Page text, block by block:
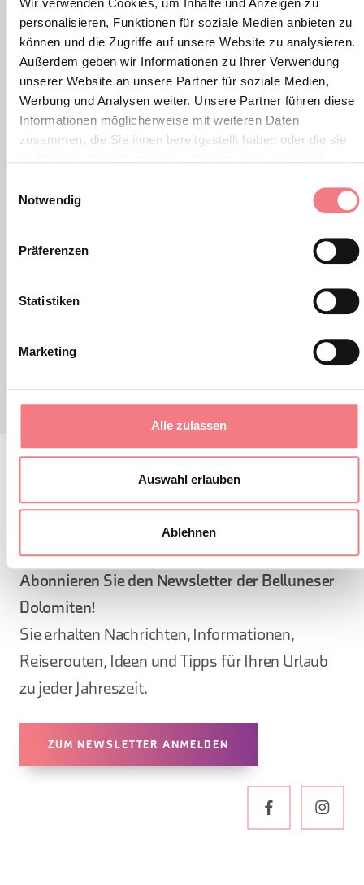
personalisieren, Funktionen für soziale Medien anbieten zu
können und die Zugriffe auf unsere Website zu analysieren.
Außerdem geben wir Informationen zu Ihrer Verwendung
unserer Website an unsere Partner für soziale Medien,
Werbung und Analysen weiter. Unsere Partner führen diese
Informationen möglicherweise mit weiteren Daten
zusammen, die Sie ihnen bereitgestellt haben oder die sie
Notwendig
Präferenzen
Statistiken
Marketing
Alle zulassen
Auswahl erlauben
Ablehnen
FERRATA GIANNI AGLIO
das Spektakel der Ampezzaner
Der
BLEIBEN SIE IN
Abonnieren Sie den Newsletter der Belluneser
Dolomiten!
Sie erhalten Nachrichten, Informationen,
Reiserouten, Ideen und Tipps für Ihren Urlaub
zu jeder Jahreszeit.
ZUM NEWSLETTER ANMELDEN